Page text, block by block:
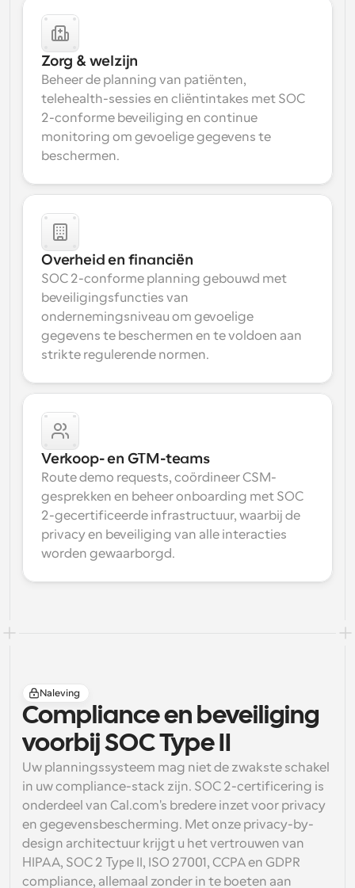
Zorg & welzijn
Beheer de planning van patiënten,
telehealth-sessies en cliëntintakes met SOC
2-conforme beveiliging en continue
monitoring om gevoelige gegevens te
beschermen.
Overheid en financiën
SOC 2-conforme planning gebouwd met
beveiligingsfuncties van
ondernemingsniveau om gevoelige
gegevens te beschermen en te voldoen aan
strikte regulerende normen.
Verkoop- en GTM-teams
Route demo requests, coördineer CSM-
gesprekken en beheer onboarding met SOC
2-gecertificeerde infrastructuur, waarbij de
privacy en beveiliging van alle interacties
worden gewaarborgd.
Naleving
Compliance en beveiliging
voorbij SOC Type II
Uw planningssysteem mag niet de zwakste schakel
in uw compliance-stack zijn. SOC 2-certificering is
onderdeel van Cal.com's bredere inzet voor privacy
en gegevensbescherming. Met onze privacy-by-
design architectuur krijgt u het vertrouwen van
HIPAA, SOC 2 Type II, ISO 27001, CCPA en GDPR
compliance, allemaal zonder in te boeten aan